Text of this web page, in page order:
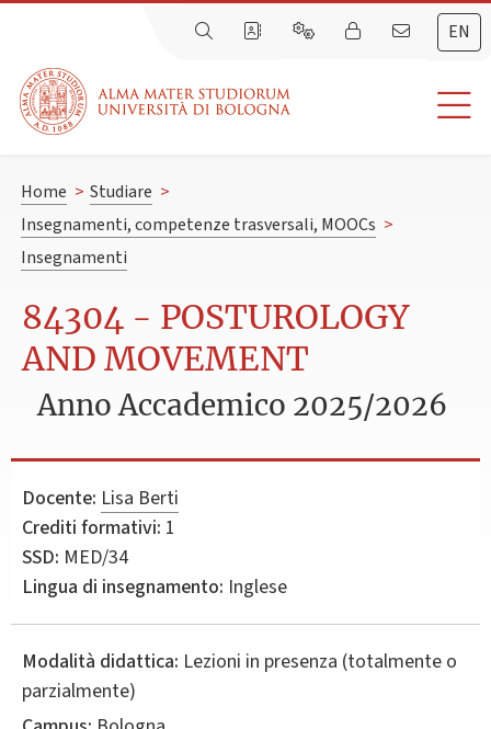
EN
Home > Studiare >
Insegnamenti, competenze trasversali, MOOCs >
Insegnamenti
84304 - POSTUROLOGY
AND MOVEMENT
Anno Accademico 2025/2026
Docente: Lisa Berti
Crediti formativi: 1
SSD: MED/34
Lingua di insegnamento: Inglese
Modalità didattica: Lezioni in presenza (totalmente o
parzialmente)